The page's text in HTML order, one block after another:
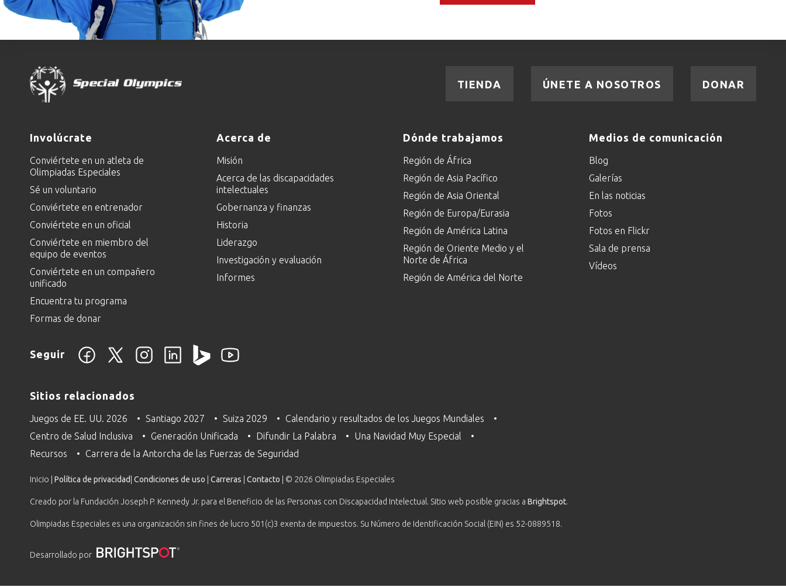
DONAR
ÚNETE A NOSOTROS
TIENDA
Involúcrate
Conviértete en un atleta de
Olimpiadas Especiales
Sé un voluntario
Conviértete en entrenador
Conviértete en un oficial
Conviértete en miembro del
equipo de eventos
Conviértete en un compañero
unificado
Encuentra tu programa
Formas de donar
Acerca de
Misión
Acerca de las discapacidades
intelectuales
Gobernanza y finanzas
Historia
Liderazgo
Investigación y evaluación
Informes
Dónde trabajamos
Región de África
Región de Asia Pacífico
Región de Asia Oriental
Región de Europa/Eurasia
Región de América Latina
Región de Oriente Medio y el
Norte de África
Región de América del Norte
Medios de comunicación
Blog
Galerías
En las noticias
Fotos
Fotos en Flickr
Sala de prensa
Vídeos
Seguir
Sitios relacionados
Juegos de EE. UU. 2026 Santiago 2027 Suiza 2029
Calendario y resultados de los Juegos Mundiales
Centro de Salud Inclusiva
Generación Unificada Difundir La Palabra
Una Navidad Muy Especial
Recursos
Carrera de la Antorcha de las Fuerzas de Seguridad
Inicio | Política de privacidad Condiciones de uso Carreras Contacto | © 2026 Olimpiadas Especiales
Creado por la Fundación Joseph P. Kennedy Jr. para el Beneficio de las Personas con Discapacidad Intelectual. Sitio web posible gracias a Brightspot.
Olimpiadas Especiales es una organización sin fines de lucro 501(c)3 exenta de impuestos. Su Número de Identificación Social (EIN) es 52-0889518.
Desarrollado por